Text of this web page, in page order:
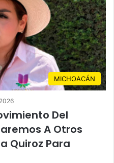
MICHOACÁN
Del
A Otros
Quiroz Para